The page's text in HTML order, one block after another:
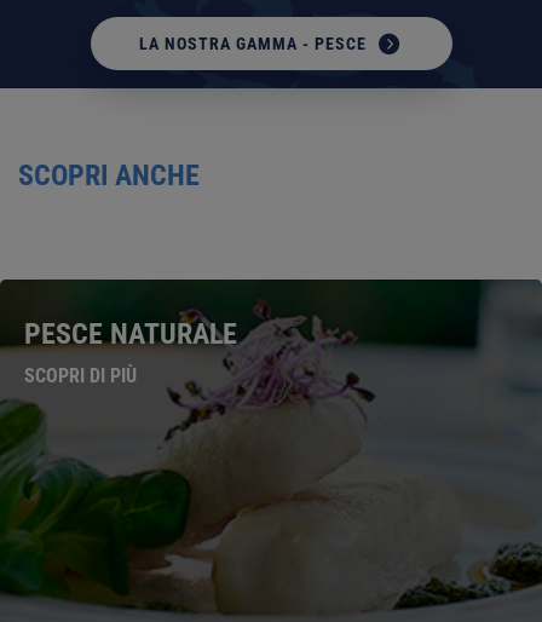
LA NOSTRA GAMMA - PESCE
SCOPRI ANCHE
PESCE NATURALE
SCOPRI DI PIÙ